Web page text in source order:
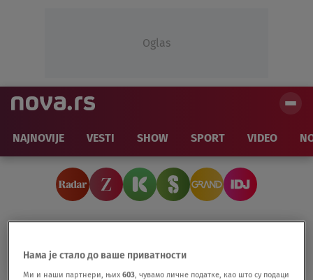
Oglas
NAJNOVIJE VESTI SHOW SPORT VIDEO
OCENA
Нама је стало до ваше приватности
Ми и наши партнери, њих603 , чувамо личне податке, као што су подаци